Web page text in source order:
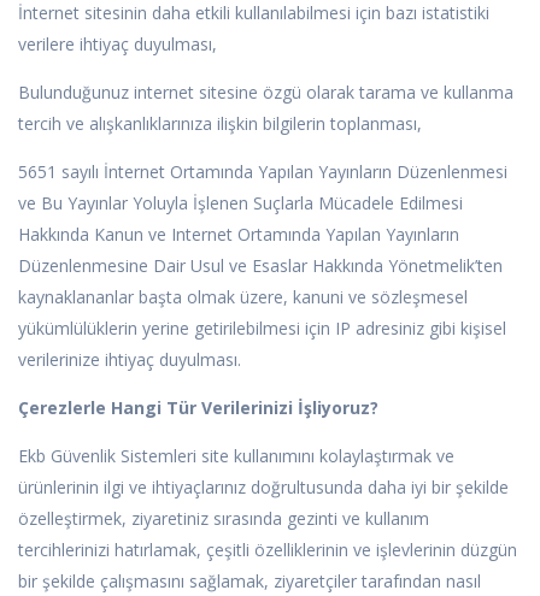
İnternet sitesinin daha etkili kullanılabilmesi için bazı istatistiki
verilere ihtiyaç duyulması,
Bulunduğunuz internet sitesine özgü olarak tarama ve kullanma
tercih ve alışkanlıklarınıza ilişkin bilgilerin toplanması,
5651 sayılı İnternet Ortamında Yapılan Yayınların Düzenlenmesi
ve Bu Yayınlar Yoluyla İşlenen Suçlarla Mücadele Edilmesi
Hakkında Kanun ve Internet Ortamında Yapılan Yayınların
Düzenlenmesine Dair Usul ve Esaslar Hakkında Yönetmelik’ten
kaynaklananlar başta olmak üzere, kanuni ve sözleşmesel
yükümlülüklerin yerine getirilebilmesi için IP adresiniz gibi kişisel
verilerinize ihtiyaç duyulması.
Çerezlerle Hangi Tür Verilerinizi İşliyoruz?
Ekb Güvenlik Sistemleri site kullanımını kolaylaştırmak ve
ürünlerinin ilgi ve ihtiyaçlarınız doğrultusunda daha iyi bir şekilde
özelleştirmek, ziyaretiniz sırasında gezinti ve kullanım
tercihlerinizi hatırlamak, çeşitli özelliklerinin ve işlevlerinin düzgün
bir şekilde çalışmasını sağlamak, ziyaretçiler tarafından nasıl